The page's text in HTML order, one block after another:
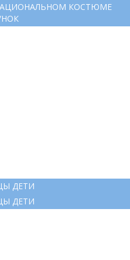
КОСТЮМЕ
ДЕТИ
ДЕТИ